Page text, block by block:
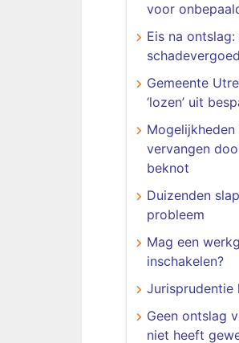
voor
Eis na
Gemeente
‘lozen’ uit
vervangen
beknot
Duizenden
probleem
Mag een
inschakelen?
Jurisprudentie
Geen ontslag
niet heeft